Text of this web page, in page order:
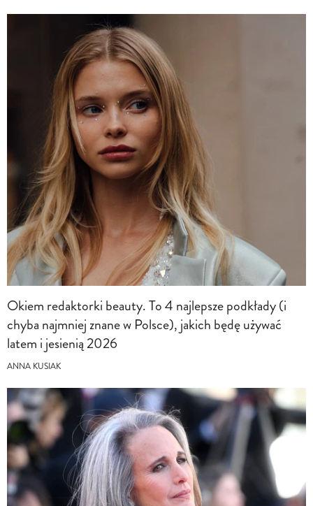
Okiem redaktorki beauty. To 4 najlepsze podkłady (i
chyba najmniej znane w Polsce), jakich będę używać
latem i jesienią 2026
ANNA KUSIAK